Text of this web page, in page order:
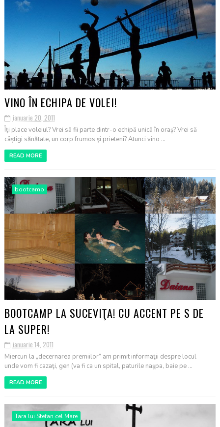
VINO ÎN ECHIPA DE VOLEI!
ianuarie 20, 2011
Îţi place voleiul? Vrei să fii parte dintr-o echipă unică în oraș? Vrei să
câștigi sănătate, un corp frumos şi prieteni? Atunci vino ...
READ MORE
bootcamp
BOOTCAMP LA SUCEVIŢA! CU ACCENT PE S DE
LA SUPER!
ianuarie 14, 2011
Miercuri la „decernarea premiilor” am primit informaţii despre locul
unde vom fi cazaţi, gen (va fi ca un spital, paturile naşpa, baie pe ...
READ MORE
Tara lui Stefan cel Mare